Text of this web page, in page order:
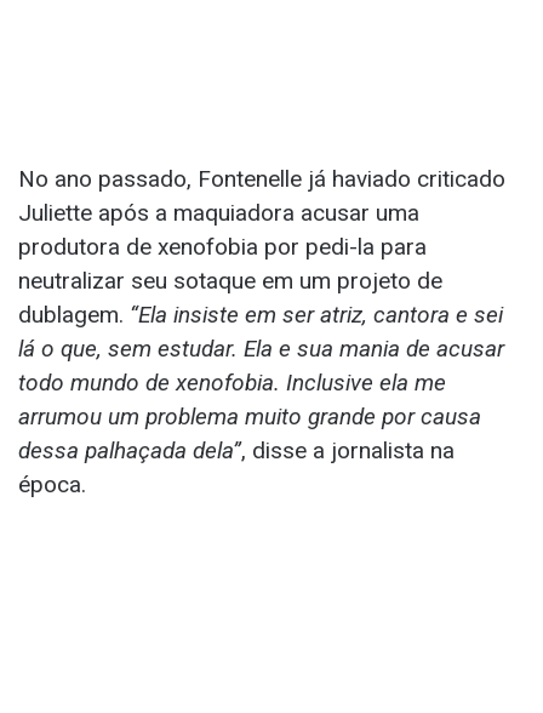
No ano passado, Fontenelle já haviado criticado
Juliette após a maquiadora acusar uma
produtora de xenofobia por pedi-la para
neutralizar seu sotaque em um projeto de
dublagem. “Ela insiste em ser atriz, cantora e sei
lá o que, sem estudar. Ela e sua mania de acusar
todo mundo de xenofobia. Inclusive ela me
arrumou um problema muito grande por causa
dessa palhaçada dela”, disse a jornalista na
época.